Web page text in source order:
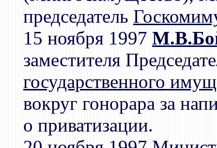
председатель
15 ноября 1997
заместителя
государственного
вокруг гонорара за
о приватизации.